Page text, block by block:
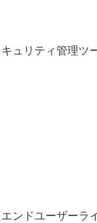
ュリティ管理ツ
ンドユーザーラ